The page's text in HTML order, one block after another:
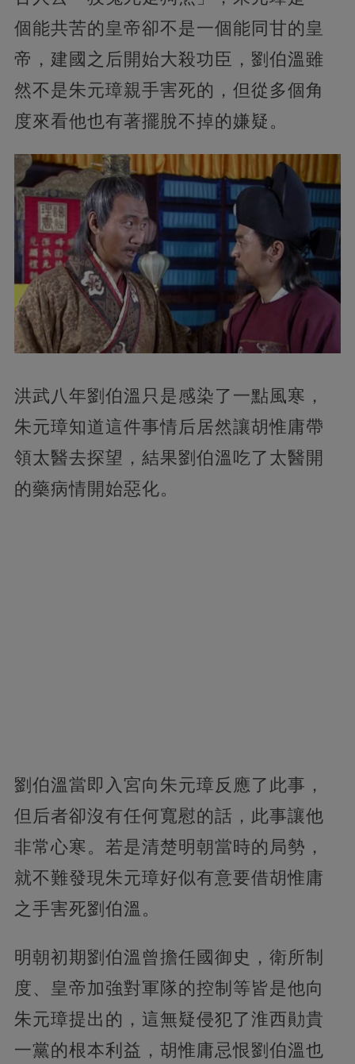
個能共苦的皇帝卻不是一個能同甘的皇
帝，建國之后開始大殺功臣，劉伯溫雖
然不是朱元璋親手害死的，但從多個角
度來看他也有著擺脫不掉的嫌疑。
洪武八年劉伯溫只是感染了一點風寒，
朱元璋知道這件事情后居然讓胡惟庸帶
領太醫去探望，結果劉伯溫吃了太醫開
的藥病情開始惡化。
劉伯溫當即入宮向朱元璋反應了此事，
但后者卻沒有任何寬慰的話，此事讓他
非常心寒。若是清楚明朝當時的局勢，
就不難發現朱元璋好似有意要借胡惟庸
之手害死劉伯溫。
明朝初期劉伯溫曾擔任國御史，衛所制
度、皇帝加強對軍隊的控制等皆是他向
朱元璋提出的，這無疑侵犯了淮西勛貴
一黨的根本利益，胡惟庸忌恨劉伯溫也